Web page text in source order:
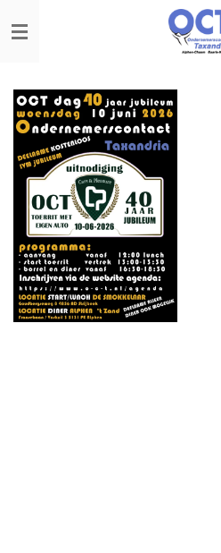
direct
hoofdinhoud